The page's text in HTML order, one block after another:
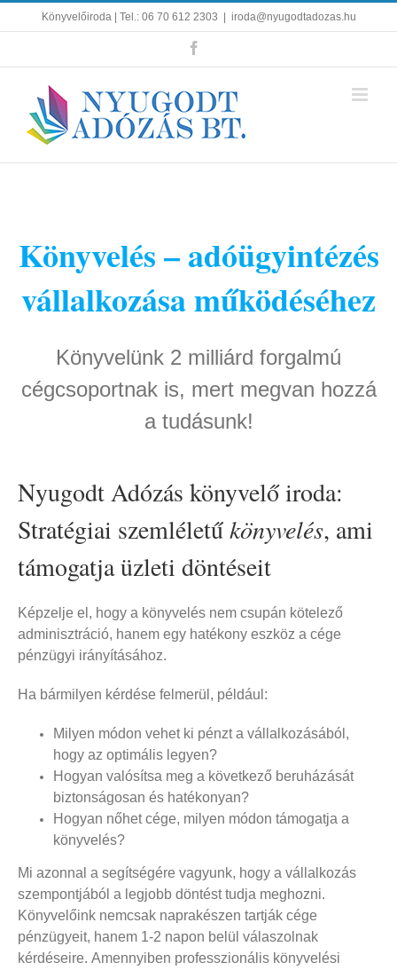
Könyvelőiroda | Tel.: 06 70 612 2303 iroda@nyugodtadozas.hu
Könyvelés – adóügyintézés
vállalkozása működéséhez
Könyvelünk 2 milliárd forgalmú
cégcsoportnak is, mert megvan hozzá
a tudásunk!
Nyugodt Adózás könyvelő iroda:
Stratégiai szemléletűkönyvelés, ami
támogatja üzleti döntéseit
Képzelje el, hogy a könyvelés nem csupán kötelező
adminisztráció, hanem egy hatékony eszköz a cége
pénzügyi irányításához.
Ha bármilyen kérdése felmerül, például:
Milyen módon vehet ki pénzt a vállalkozásából,
hogy az optimális legyen?
Hogyan valósítsa meg a következő beruházását
biztonságosan és hatékonyan?
Hogyan nőhet cége, milyen módon támogatja a
könyvelés?
Mi azonnal a segítségére vagyunk, hogy a vállalkozás
szempontjából a legjobb döntést tudja meghozni.
Könyvelőink nemcsak naprakészen tartják cége
pénzügyeit, hanem 1-2 napon belül válaszolnak
kérdéseire. Amennyiben professzionális könyvelési